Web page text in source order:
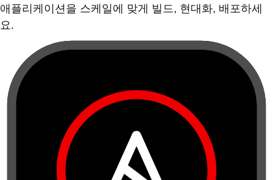
애플리케이션을 스케일에 맞게 빌드, 현대화, 배포하세
요.